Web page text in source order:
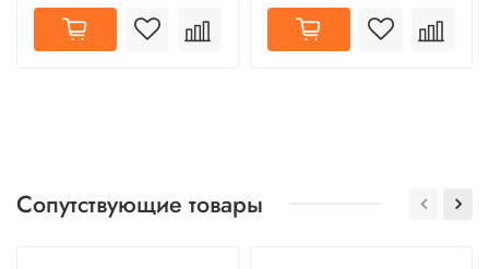
Сопутствующие товары